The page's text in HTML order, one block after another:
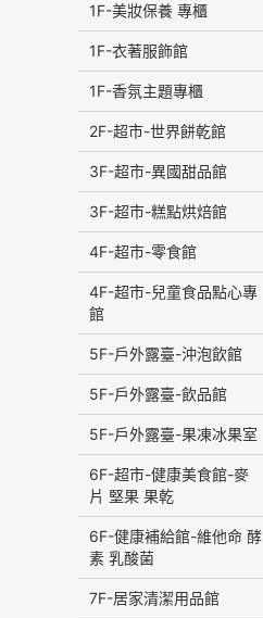
1F-美妝保養 專櫃
1F-衣著服飾館
1F-香氛主題專櫃
2F-超市-世界餅乾館
3F-超市-異國甜品館
3F-超市-糕點烘焙館
4F-超市-零食館
4F-超市-兒童食品點心專
館
5F-戶外露臺-沖泡飲館
5F-戶外露臺-飲品館
5F-戶外露臺-果凍冰果室
6F-超市-健康美食館-麥
片 堅果 果乾
6F-健康補給館-維他命 酵
素 乳酸菌
7F-居家清潔用品館